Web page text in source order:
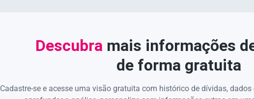
Descubra mais informações
de forma gratuita
Cadastre-se e acesse uma visão gratuita com histórico de dívidas,